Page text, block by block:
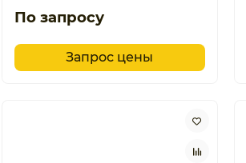
По запросу
Запрос цены